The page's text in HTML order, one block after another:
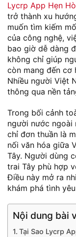
Lycrp App Hẹn
trở thành xu
muốn tìm kiếm
của công nghệ,
bao giờ dễ dàng
không chỉ giúp
còn mang đến cơ
Nhiều người Việt
thông qua nền
Trong bối cảnh
người nước ngoài
chỉ đơn thuần là
nối văn hóa giữa
Tây. Người dùng
trai Tây phù hợp
Điều này mở ra
khám phá tình
Nội dung bài
Tại Sao Lycrp